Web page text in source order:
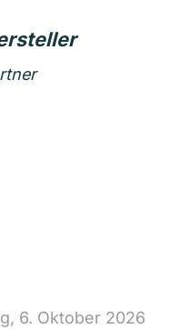
6. Oktober 2026